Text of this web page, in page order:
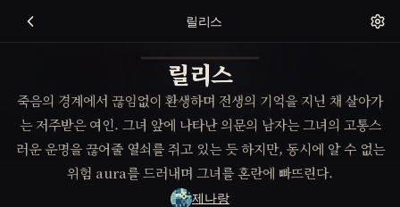
릴리스
릴리스
죽음의 경계에서 끊임없이 환생하며 전생의 기억을 지닌 채 살아가
는 저주받은 여인. 그녀 앞에 나타난 의문의 남자는 그녀의 고통스
러운 운명을 끊어줄 열쇠를 쥐고 있는 듯 하지만, 동시에 알 수 없는
위험 aura를 드러내며 그녀를 혼란에 빠뜨린다.
제나랑